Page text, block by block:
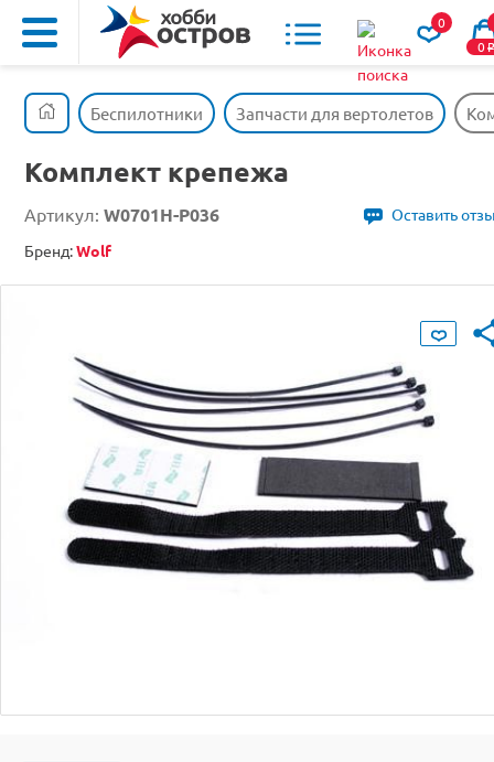
0
0o
Беспилотники Запчасти для вертолетов
Комплект крепежа
Артикул: W0701H-P036
Оставить
Бренд:Wolf